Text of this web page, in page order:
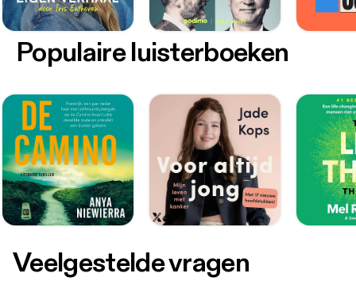
Populaire luisterboeken
Veelgestelde vragen